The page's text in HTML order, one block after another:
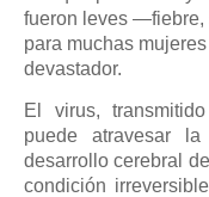
fueron leves
para muchas
devastador.
El virus,
puede atravesar
desarrollo cerebral
condición